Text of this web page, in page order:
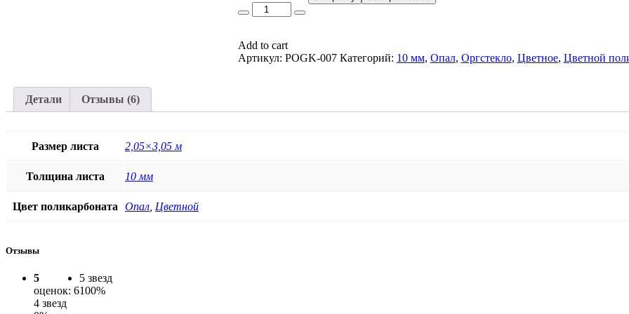
Add to cart
Артикул: POGK-007 Категорий: 10 мм, Опал, Оргстекло, Цветное, Цветной
Детали Отзывы (6)
Размер листа 2,05×3,05 м
Толщина листа 10 мм
Цвет поликарбоната Опал Цветной
Отзывы
5
оценок: 6
5 звезд
100%
4 звезд